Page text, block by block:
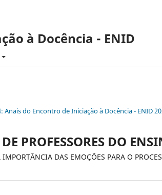
à Docência - ENID
Anais do Encontro de Iniciação à Docência - ENID
PROFESSORES DO
DAS EMOÇÕES PARA O